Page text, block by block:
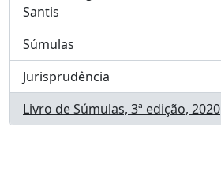
Santis
, 1 resultados
Súmulas
, 1 resultados
Jurisprudência
, 1 resultados
Livro de Súmulas, 3ª edição, 2020
, 1 resultados